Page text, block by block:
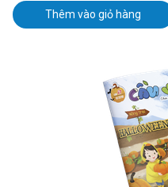
Thêm vào giỏ hàng